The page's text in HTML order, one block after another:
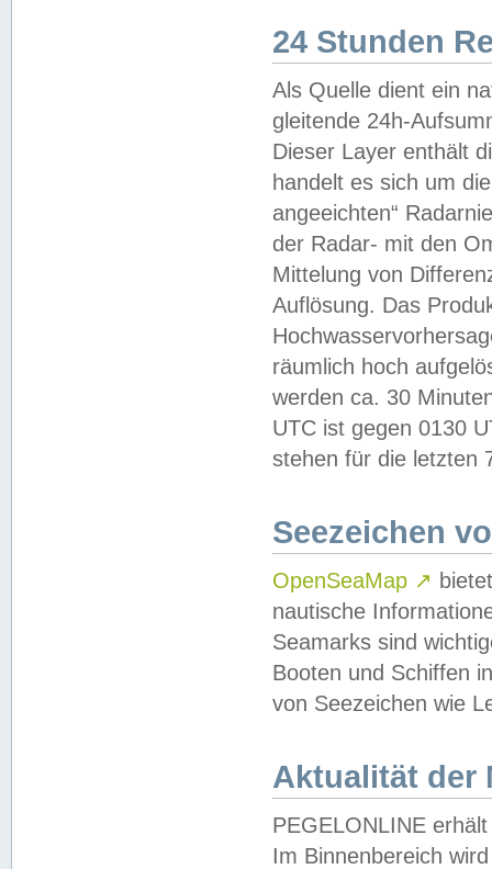
24 Stunden
Als Quelle dient ein
gleitende 24h-
Dieser Layer enthält
handelt es sich um
angeeichten“
der Radar- mit den
Mittelung von
Auflösung. Das
räumlich hoch
werden ca. 30
UTC ist gegen 0130
stehen für die letzten
Seezeichen
OpenSeaMap ↗
nautische
Seamarks sind
Booten und Schiffen
von Seezeichen wie
Aktualität der
PEGELONLINE
Im Binnenbereich